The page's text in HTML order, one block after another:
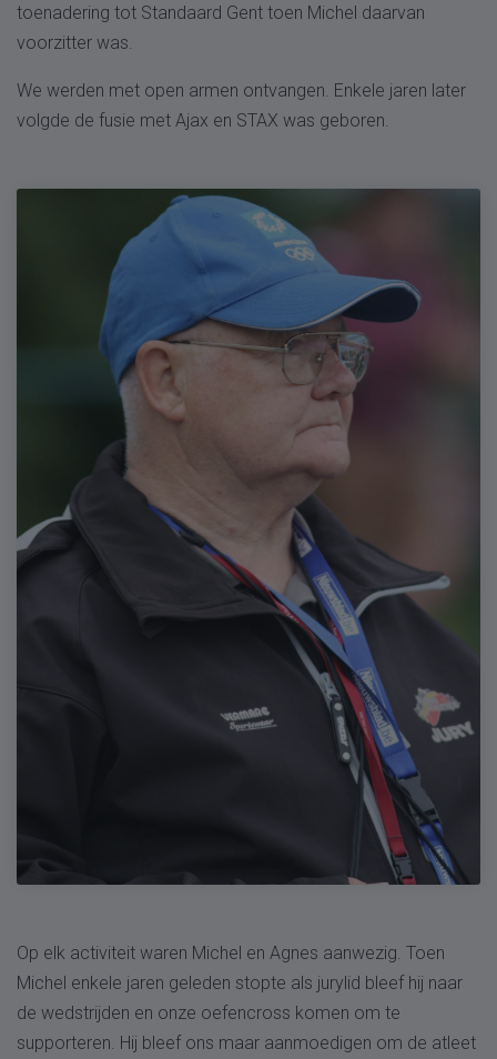
toenadering tot Standaard Gent toen Michel daarvan
voorzitter was.
We werden met open armen ontvangen. Enkele jaren later
volgde de fusie met Ajax en STAX was geboren.
Op elk activiteit waren Michel en Agnes aanwezig. Toen
Michel enkele jaren geleden stopte als jurylid bleef hij naar
de wedstrijden en onze oefencross komen om te
supporteren. Hij bleef ons maar aanmoedigen om de atleet